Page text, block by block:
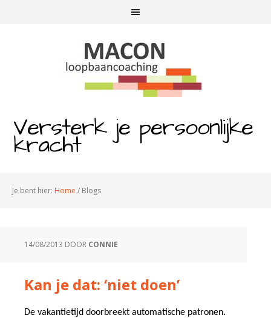
Versterk je persoonlijke
kracht
Je bent hier: Home / Blogs
14/08/2013 DOOR CONNIE
Kan je dat: ‘niet doen’
De vakantietijd doorbreekt automatische patronen.